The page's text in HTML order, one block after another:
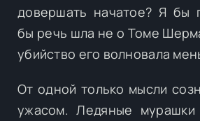
довершать начатое? Я бы
бы речь шла не о Томе
убийство его волновала
От одной только мысли
ужасом. Ледяные